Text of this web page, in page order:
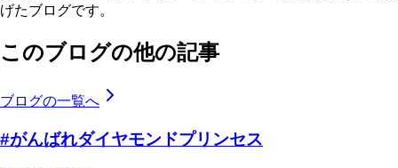
げたブログです。
このブログの他の記事
ブログの一覧へ
#がんばれダイヤモンドプリンセス